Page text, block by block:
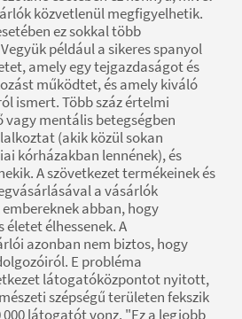
közvetlenül megfigyelhetik.
ez sokkal több
például a sikeres spanyol
amely egy tejgazdaságot és
működtet, és amely kiváló
ismert. Több száz értelmi
mentális betegségben
(akik közül sokan
kórházakban lennének), és
A szövetkezet termékeinek és
a vásárlók
abban, hogy
élhessenek. A
azonban nem biztos, hogy
E probléma
látogatóközpontot nyitott,
szépségű területen fekszik
látogatót vonz. "Ez a legjobb